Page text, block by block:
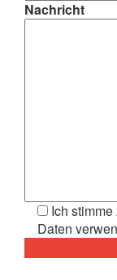
Nachricht
Ich
Daten